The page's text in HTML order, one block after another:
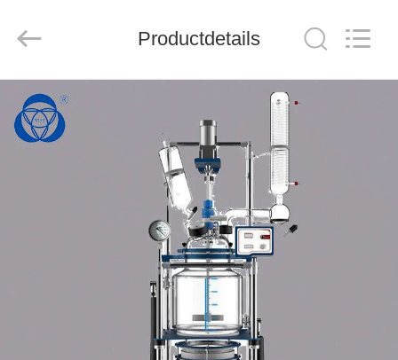
HUIS
PRODUCTEN
Rights
Productdetails